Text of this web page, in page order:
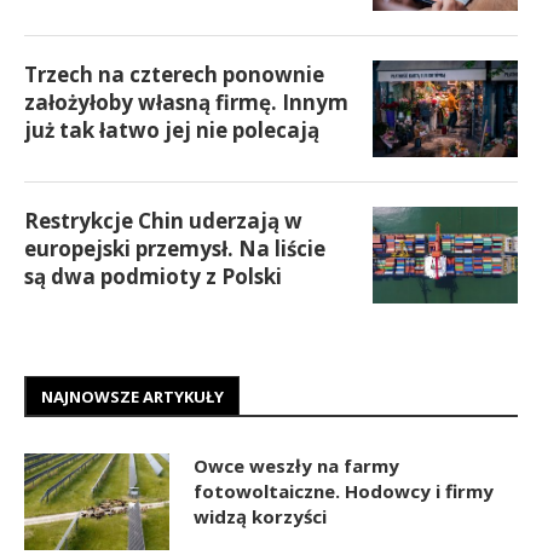
Trzech na czterech ponownie
założyłoby własną firmę. Innym
już tak łatwo jej nie polecają
Restrykcje Chin uderzają w
europejski przemysł. Na liście
są dwa podmioty z Polski
NAJNOWSZE ARTYKUŁY
Owce weszły na farmy
fotowoltaiczne. Hodowcy i firmy
widzą korzyści